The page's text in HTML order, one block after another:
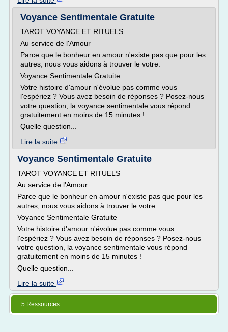
Voyance Sentimentale Gratuite
TAROT VOYANCE ET RITUELS
Au service de l'Amour
Parce que le bonheur en amour n'existe pas que pour les
autres, nous vous aidons à trouver le votre.
Voyance Sentimentale Gratuite
Votre histoire d'amour n'évolue pas comme vous
l'espériez ? Vous avez besoin de réponses ? Posez-nous
votre question, la voyance sentimentale vous répond
gratuitement en moins de 15 minutes !
Quelle question...
Lire la suite
Voyance Sentimentale Gratuite
TAROT VOYANCE ET RITUELS
Au service de l'Amour
Parce que le bonheur en amour n'existe pas que pour les
autres, nous vous aidons à trouver le votre.
Voyance Sentimentale Gratuite
Votre histoire d'amour n'évolue pas comme vous
l'espériez ? Vous avez besoin de réponses ? Posez-nous
votre question, la voyance sentimentale vous répond
gratuitement en moins de 15 minutes !
Quelle question...
Lire la suite
5 Ressources